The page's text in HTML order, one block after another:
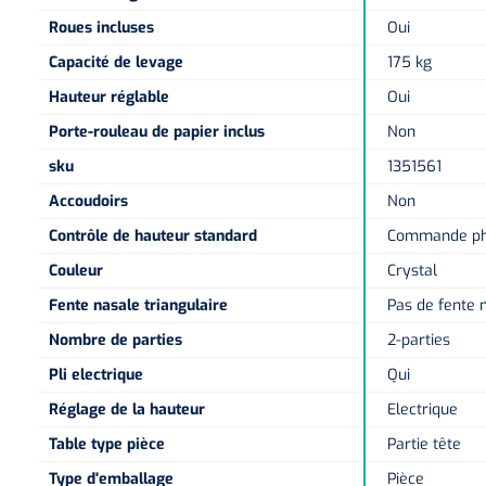
Roues incluses
Oui
Capacité de levage
175 kg
Hauteur réglable
Oui
Porte-rouleau de papier inclus
Non
sku
1351561
Accoudoirs
Non
Contrôle de hauteur standard
Commande
Couleur
Crystal
Fente nasale triangulaire
Pas de fente
Nombre de parties
2-parties
Pli electrique
Qui
Réglage de la hauteur
Electrique
Table type pièce
Partie tête
Type d'emballage
Pièce